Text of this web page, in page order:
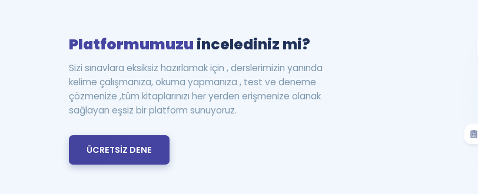
Platformumuzu incelediniz mi?
Sizi sınavlara eksiksiz hazırlamak için , derslerimizin yanında
kelime çalışmanıza, okuma yapmanıza , test ve deneme
çözmenize ,tüm kitaplarınızı her yerden erişmenize olanak
sağlayan eşsiz bir platform sunuyoruz.
ÜCRETSİZ DENE